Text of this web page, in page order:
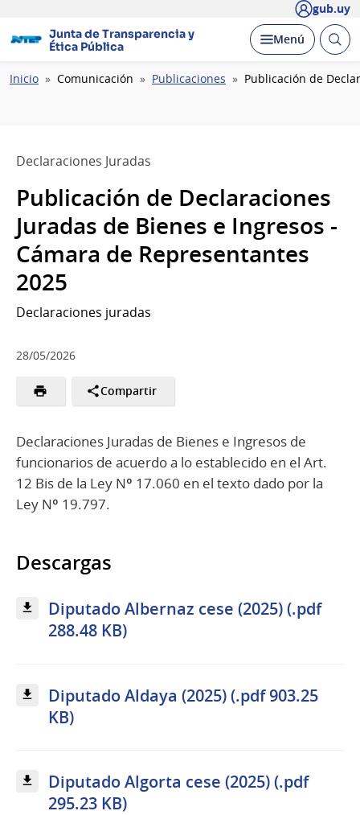
gub.uy
Junta de Transparencia y
Ética Pública
Desplegar
Menú Abrir
Ruta
Inicio Comunicación Publicaciones Publicación de
Declaraciones Juradas
Publicación de Declaraciones
Juradas de Bienes e Ingresos -
Cámara de Representantes
2025
Declaraciones juradas
28/05/2026
Compartir
Declaraciones Juradas de Bienes e Ingresos de
funcionarios de acuerdo a lo establecido en el Art.
12 Bis de la Ley Nº 17.060 en el texto dado por la
Ley Nº 19.797.
Descargas
Diputado Albernaz cese (2025) (.pdf
288.48 KB)
Diputado Aldaya (2025) (.pdf 903.25
KB)
Diputado Algorta cese (2025) (.pdf
295.23 KB)